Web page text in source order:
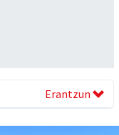
Erantzun